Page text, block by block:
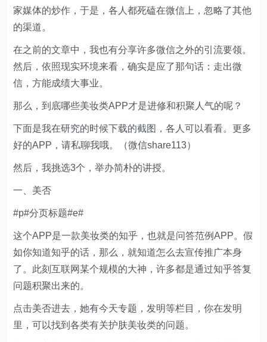
家媒体的炒作，于是，各人都死磕在微信上，忽略了其他
的渠道。
在之前的文章中，我也有分享许多微信之外的引流要领。
然后，依照现实环境来看，确实是应了那句话：走出微
信，方能成绩大事业。
那么，到底哪些美妆类APP才是进修和积聚人气的呢？
下面是我在研究的时候下载的截图，各人可以看看。更多
好的APP，请私聊我哦。（微信share113）
然后，我挑选3个，举办简朴的讲授。
一、美否
#p#分页标题#e#
这个APP是一款美妆类的知乎，也就是问答范例APP。假
如你知道知乎的话，那么，就知道怎么去宣传推广本身
了。此刻互联网某个规模的大神，许多都是通过知乎答复
问题积聚出来的。
点击美否进去，她有今天专题，发明等栏目，你在发明
里，可以找到各类有关护肤美妆类的问题。